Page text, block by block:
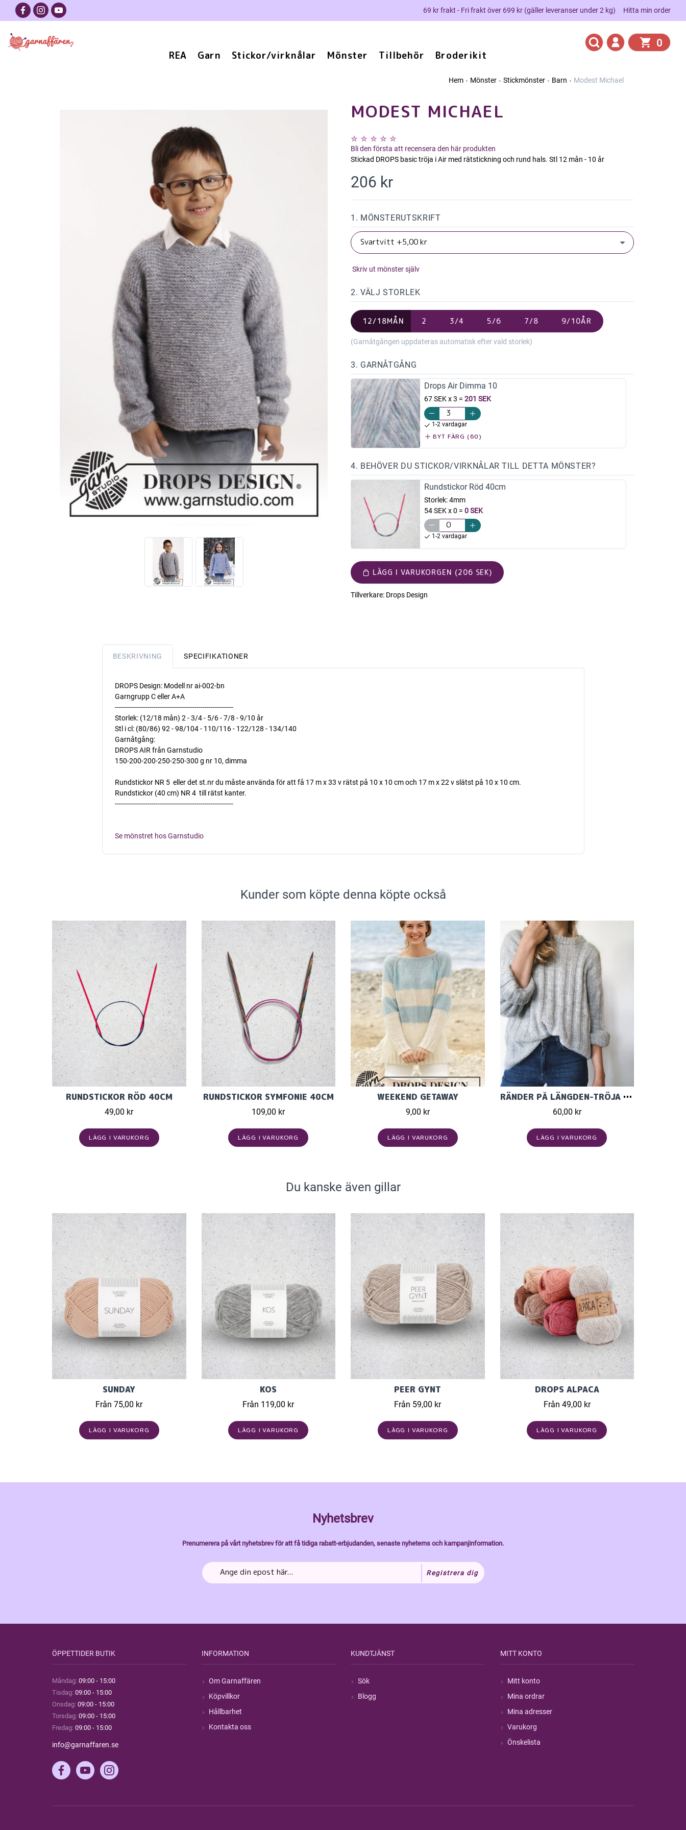
69 kr frakt - Fri frakt över 699 kr (gäller leveranser under 2 kg) Hitta min order
REA Garn Stickor/virknålar Mönster Tillbehör Broderikit
0
Hem Mönster Stickmönster Barn Modest Michael
MODEST MICHAEL
Bli den första att recensera den här produkten
Stickad DROPS basic tröja i Air med rätstickning och rund hals. Stl 12 mån - 10 år
206 kr
1. MÖNSTERUTSKRIFT
Skriv ut mönster själv
2. VÄLJ STORLEK
12/18MÅN 2 3/4 5/6 7/8 9/10ÅR
(Garnåtgången uppdateras automatisk efter vald storlek)
3. GARNÅTGÅNG
Drops Air Dimma 10
67 SEK x 3 = 201 SEK
1-2 vardagar
BYT FÄRG (60)
4. BEHÖVER DU STICKOR/VIRKNÅLAR TILL DETTA MÖNSTER?
Rundstickor Röd 40cm
Storlek:4mm
54 SEK x 0 = 0 SEK
1-2 vardagar
LÄGG I VARUKORGEN (206 SEK)
Tillverkare: Drops Design
BESKRIVNING SPECIFIKATIONER
DROPS Design: Modell nr ai-002-bn
Garngrupp C eller A+A
----------------------------------------------------------
Storlek: (12/18 mån) 2 - 3/4 - 5/6 - 7/8 - 9/10 år
Stl i cl: (80/86) 92 - 98/104 - 110/116 - 122/128 - 134/140
Garnåtgång:
DROPS AIR från Garnstudio
150-200-200-250-250-300 g nr 10, dimma
Rundstickor NR 5  eller det st.nr du måste använda för att få 17 m x 33 v rätst på 10 x 10 cm och 17 m x 22 v slätst på 10 x 10 cm.
Rundstickor (40 cm) NR 4  till rätst kanter.
----------------------------------------------------------
Se mönstret hos Garnstudio
Kunder som köpte denna köpte också
RUNDSTICKOR RÖD 40CM
49,00 kr
LÄGG I VARUKORG
RUNDSTICKOR SYMFONIE 40CM
109,00 kr
LÄGG I VARUKORG
WEEKEND GETAWAY
9,00 kr
LÄGG I VARUKORG
RÄNDER PÅ LÄNGDEN-TRÖJA FRÅN PETITE KNIT
60,00 kr
LÄGG I VARUKORG
Du kanske även gillar
SUNDAY
Från 75,00 kr
LÄGG I VARUKORG
KOS
Från 119,00 kr
LÄGG I VARUKORG
PEER GYNT
Från 59,00 kr
LÄGG I VARUKORG
DROPS ALPACA
Från 49,00 kr
LÄGG I VARUKORG
Nyhetsbrev
Prenumerera på vårt nyhetsbrev för att få tidiga rabatt-erbjudanden, senaste nyheterns och kampanjinformation.
Registrera dig
ÖPPETTIDER BUTIK
Måndag: 09:00 - 15:00
Tisdag: 09:00 - 15:00
Onsdag: 09:00 - 15:00
Torsdag: 09:00 - 15:00
Fredag: 09:00 - 15:00
info@garnaffaren.se
INFORMATION
Om Garnaffären
Köpvillkor
Hållbarhet
Kontakta oss
KUNDTJÄNST
Sök
Blogg
MITT KONTO
Mitt konto
Mina ordrar
Mina adresser
Varukorg
Önskelista